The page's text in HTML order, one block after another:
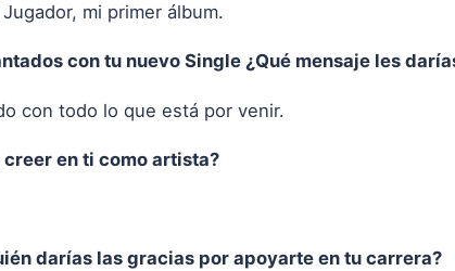
mi primer álbum.
con tu nuevo Single ¿Qué mensaje les
con todo lo que está por venir.
en ti como artista?
darías las gracias por apoyarte en tu carrera?